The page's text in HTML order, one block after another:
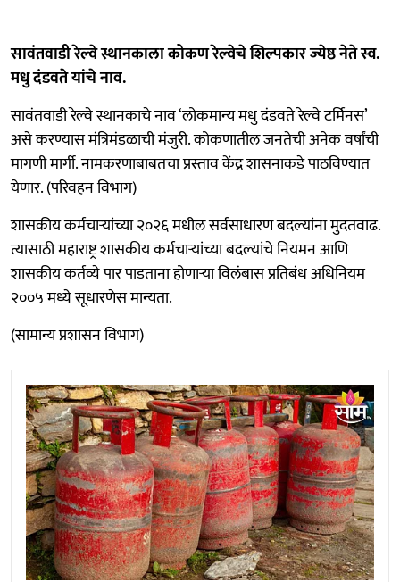
सावंतवाडी रेल्वे स्थानकाला कोकण रेल्वेचे शिल्पकार ज्येष्ठ नेते स्व.
मधु दंडवते यांचे नाव.
सावंतवाडी रेल्वे स्थानकाचे नाव ‘लोकमान्य मधु दंडवते रेल्वे टर्मिनस’
असे करण्यास मंत्रिमंडळाची मंजुरी. कोकणातील जनतेची अनेक वर्षांची
मागणी मार्गी. नामकरणाबाबतचा प्रस्ताव केंद्र शासनाकडे पाठविण्यात
येणार. (परिवहन विभाग)
शासकीय कर्मचाऱ्यांच्या २०२६ मधील सर्वसाधारण बदल्यांना मुदतवाढ.
त्यासाठी महाराष्ट्र शासकीय कर्मचाऱ्यांच्या बदल्यांचे नियमन आणि
शासकीय कर्तव्ये पार पाडताना होणार्‍या विलंबास प्रतिबंध अधिनियम
२००५ मध्ये सूधारणेस मान्यता.
(सामान्य प्रशासन विभाग)